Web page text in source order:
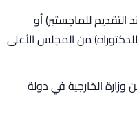
للماجستير) أو
من المجلس الأعلى
الخارجية في دولة